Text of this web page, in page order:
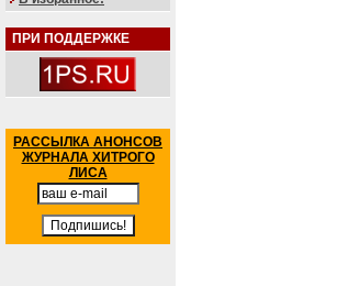
ПРИ ПОДДЕРЖКЕ
РАССЫЛКА АНОНСОВ
ЖУРНАЛА ХИТРОГО
ЛИСА